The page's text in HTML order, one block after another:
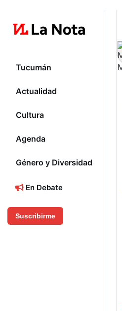
Tucumán
Actualidad
Cultura
Agenda
Género y Diversidad
En Debate
Suscribirme